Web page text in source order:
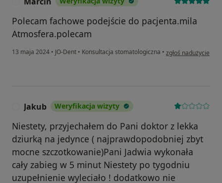
Polecam fachowe podejście do pacjenta.mila
Atmosfera.polecam
13 maja 2024 • JO-Dent • Konsultacja stomatologiczna • w opinii
zgłoś nadużycie
Jakub Weryfikacja wizyty
Niestety, przyjechałem do Pani doktor z lekka
dziurką na jedynce ( najprawdopodobniej zbyt
mocne szczotkowanie)Pani Jadwia wykonała
cały zabieg w 5 minut Niestety po tygodniu
uzupełnienie wyleciało ! dodatkowo nie